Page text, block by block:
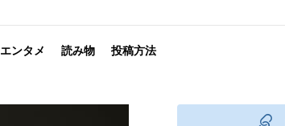
エンタメ 読み物 投稿方法